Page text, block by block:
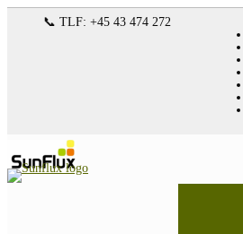
📞 TLF: +45 43 474 272